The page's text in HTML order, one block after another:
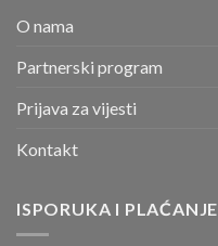
O nama
Partnerski program
Prijava za vijesti
Kontakt
ISPORUKA I PLAĆANJE